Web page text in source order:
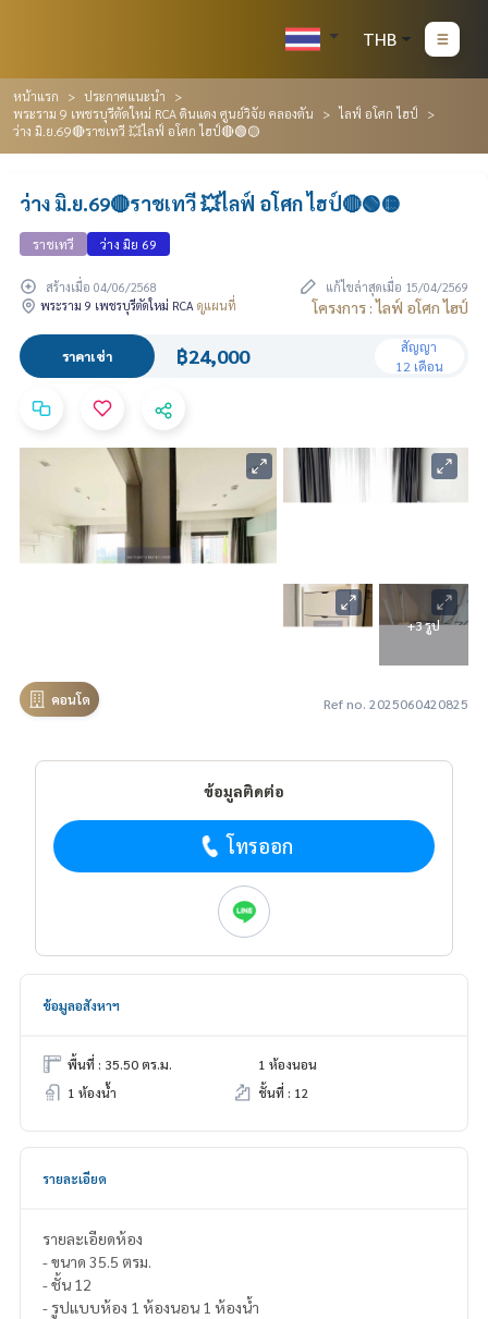
THB
หน้าแรก
ประกาศแนะนำ
พระราม 9 เพชรบุรีตัดใหม่ RCA ดินแดง ศูนย์วิจัย คลองตัน
ไลฟ์ อโศก ไฮป์
ว่าง มิ.ย.69🔴ราชเทวี 💥ไลฟ์ อโศก ไฮป์🔴🟢🟡
ว่าง มิ.ย.69🔴ราชเทวี 💥ไลฟ์ อโศก ไฮป์🔴🟢🟡
ราชเทวี ว่าง มิย 69
สร้างเมื่อ 04/06/2568
แก้ไขล่าสุดเมื่อ 15/04/2569
พระราม 9 เพชรบุรีตัดใหม่ RCA ดูแผนที่ โครงการ : ไลฟ์ อโศก ไฮป์
ราคาเช่า ฿24,000
สัญญา
12 เดือน
+3 รูป
คอนโด Ref no. 2025060420825
ข้อมูลติดต่อ
โทรออก
ข้อมูลอสังหาฯ
พื้นที่ : 35.50 ตร.ม.
1 ห้องนอน
1 ห้องน้ำ
ชั้นที่ : 12
รายละเอียด
รายละเอียดห้อง
- ขนาด 35.5 ตรม.
- ชั้น 12
- รูปแบบห้อง 1 ห้องนอน 1 ห้องน้ำ